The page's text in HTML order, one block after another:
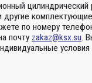
другие
по номеру
почту zakaz@ksx.su.